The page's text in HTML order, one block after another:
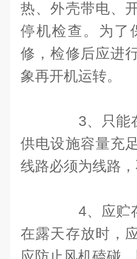
热、外壳带电、
停机检查。为了
修，检修后应进
象再开机运转。
3、只能在
供电设施容量充
线路必须为线路
4、应贮存
在露天存放时，